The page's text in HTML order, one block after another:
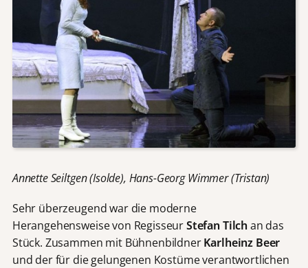
Annette Seiltgen (Isolde), Hans-Georg Wimmer (Tristan)
Sehr überzeugend war die moderne
Herangehensweise von RegisseurStefan Tilchan das
Stück. Zusammen mit BühnenbildnerKarlheinz Beer
und der für die gelungenen Kostüme verantwortlichen